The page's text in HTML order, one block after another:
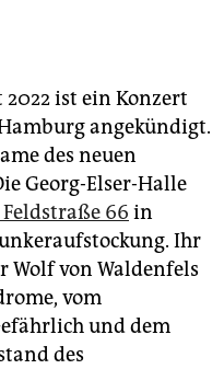
ist ein Konzert
angekündigt.
des neuen
Georg-Elser-Halle
66 in
Ihr
Wolf von Waldenfels
vom
und dem
des